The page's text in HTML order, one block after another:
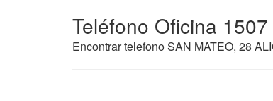
Teléfono Oficina
Encontrar telefono SAN MATEO, 28